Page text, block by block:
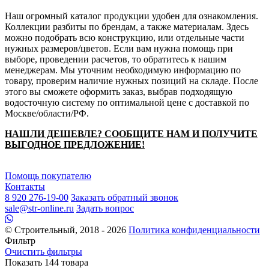
Наш огромный каталог продукции удобен для ознакомления.
Коллекции разбиты по брендам, а также материалам. Здесь
можно подобрать всю конструкцию, или отдельные части
нужных размеров/цветов. Если вам нужна помощь при
выборе, проведении расчетов, то обратитесь к нашим
менеджерам. Мы уточним необходимую информацию по
товару, проверим наличие нужных позиций на складе. После
этого вы сможете оформить заказ, выбрав подходящую
водосточную систему по оптимальной цене с доставкой по
Москве/области/РФ.
НАШЛИ ДЕШЕВЛЕ? СООБЩИТЕ НАМ И ПОЛУЧИТЕ
ВЫГОДНОЕ ПРЕДЛОЖЕНИЕ!
Помощь покупателю
Контакты
8 920 276-19-00 Заказать обратный звонок
sale@str-online.ru Задать вопрос
© Строительный, 2018 - 2026 Политика конфиденциальности
Фильтр
Очистить фильтры
Показать 144 товара